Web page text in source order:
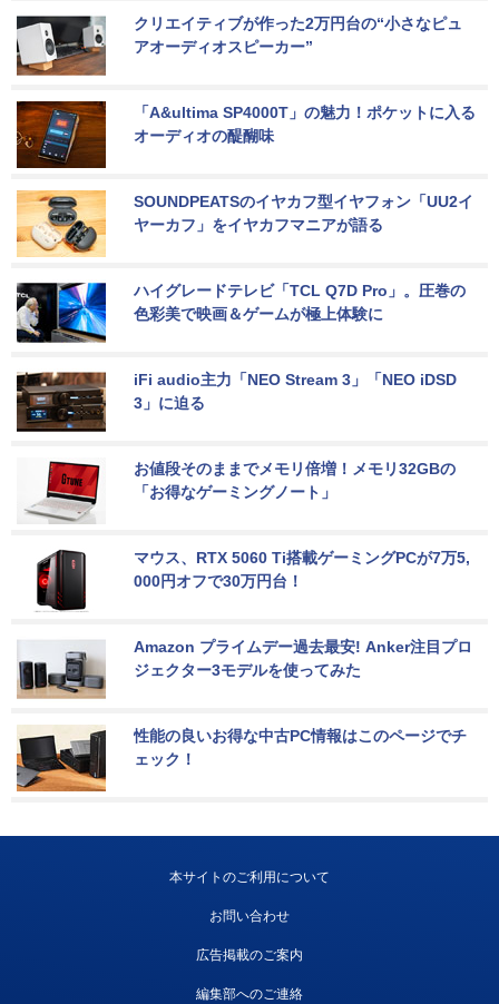
クリエイティブが作った2万円台の“小さなピュ
アオーディオスピーカー”
「A&ultima SP4000T」の魅力！ポケットに入る
オーディオの醍醐味
SOUNDPEATSのイヤカフ型イヤフォン「UU2イ
ヤーカフ」をイヤカフマニアが語る
ハイグレードテレビ「TCL Q7D Pro」。圧巻の
色彩美で映画＆ゲームが極上体験に
iFi audio主力「NEO Stream 3」「NEO iDSD
3」に迫る
お値段そのままでメモリ倍増！メモリ32GBの
「お得なゲーミングノート」
マウス、RTX 5060 Ti搭載ゲーミングPCが7万5,
000円オフで30万円台！
Amazon プライムデー過去最安! Anker注目プロ
ジェクター3モデルを使ってみた
性能の良いお得な中古PC情報はこのページでチ
ェック！
本サイトのご利用について
お問い合わせ
広告掲載のご案内
編集部へのご連絡